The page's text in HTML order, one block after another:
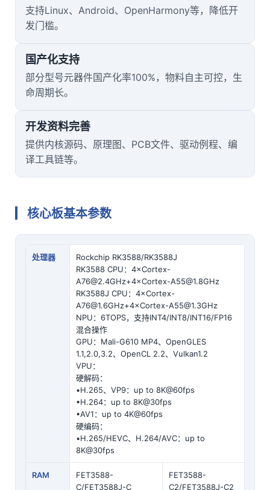
支持Linux、Android、OpenHarmony等，降低开
发门槛。
国产化支持
部分型号元器件国产化率100%，物料自主可控，生
命周期长。
开发资料完善
提供内核源码、原理图、PCB文件、驱动例程、编
译工具链等。
核心板基本参数
处理器
Rockchip RK3588/RK3588J
RK3588 CPU：4×Cortex-
A76@2.4GHz+4×Cortex-A55@1.8GHz
RK3588J CPU：4×Cortex-
A76@1.6GHz+4×Cortex-A55@1.3GHz
NPU：6TOPS，支持INT4/INT8/INT16/FP16
混合操作
GPU：Mali-G610 MP4、OpenGLES
1.1,2.0,3.2、OpenCL 2.2、Vulkan1.2
VPU：
硬解码：
•H.265、VP9：up to 8K@60fps
•H.264：up to 8K@30fps
•AV1：up to 4K@60fps
硬编码：
•H.265/HEVC、H.264/AVC：up to
8K@30fps
RAM
FET3588-
C/FET3588J-C
FET3588-
C2/FET3588J-C2